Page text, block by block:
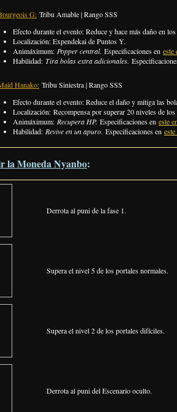
G: Tribu Amable | Rango SSS
Efecto durante el evento: Reduce y hace más daño en
Localización: Expendekai de Puntos Y.
Animáximum: Popper central. Especificaciones en este
Habilidad: Tira bolas extra adicionales.
Hanako: Tribu Siniestra | Rango SSS
Efecto durante el evento: Reduce el daño y mitiga las
Localización: Recompensa por superar 20 niveles de
Animáximum: Recupera HP. Especificaciones en este
Habilidad: Revive en un apuro. Especificaciones en
la Moneda Nyanbo:
Derrota al puni de la fase 1.
Supera el nivel 5 de los portales normales.
Supera el nivel 2 de los portales difíciles.
Derrota al puni del Escenario oculto.